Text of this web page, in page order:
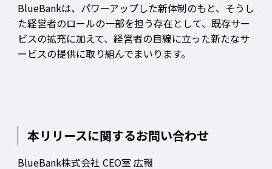
BlueBankは、パワーアップした新体制のもと、そうし
た経営者のロールの一部を担う存在として、既存サー
ビスの拡充に加えて、経営者の目線に立った新たなサ
ービスの提供に取り組んでまいります。
本リリースに関するお問い合わせ
BlueBank株式会社 CEO室 広報